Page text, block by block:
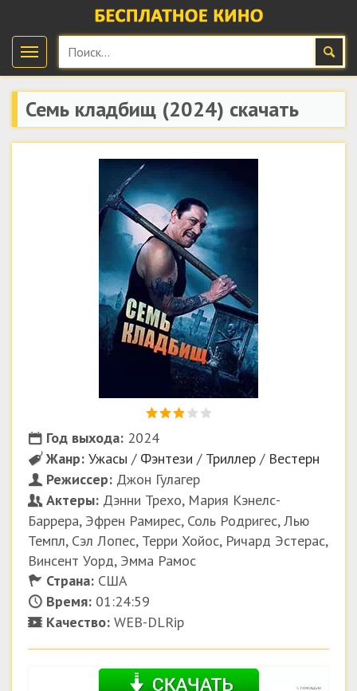
Семь кладбищ (2024) скачать
бесплатно
Год выхода: 2024
Жанр: Ужасы / Фэнтези / Триллер / Вестерн
Режиссер: Джон Гулагер
Актеры: Дэнни Трехо, Мария Кэнелс-
Баррера, Эфрен Рамирес, Соль Родригес, Лью
Темпл, Сэл Лопес, Терри Хойос, Ричард Эстерас,
Винсент Уорд, Эмма Рамос
Страна: США
Время: 01:24:59
Качество: WEB-DLRip